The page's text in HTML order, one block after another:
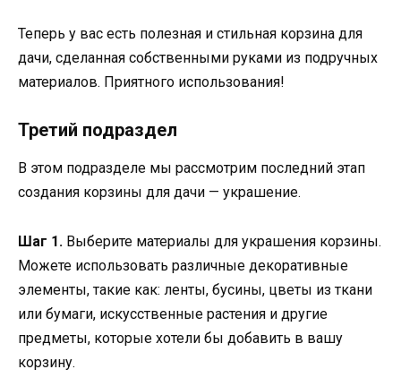
Теперь у вас есть полезная и стильная корзина для
дачи, сделанная собственными руками из подручных
материалов. Приятного использования!
Третий подраздел
В этом подразделе мы рассмотрим последний этап
создания корзины для дачи — украшение.
Шаг 1. Выберите материалы для украшения корзины.
Можете использовать различные декоративные
элементы, такие как: ленты, бусины, цветы из ткани
или бумаги, искусственные растения и другие
предметы, которые хотели бы добавить в вашу
корзину.